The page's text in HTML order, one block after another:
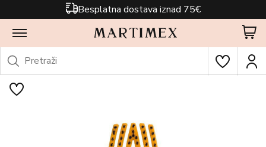
Besplatna dostava iznad 75€